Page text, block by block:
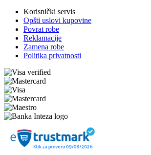
Korisnički servis
Opšti uslovi kupovine
Povrat robe
Reklamacije
Zamena robe
Politika privatnosti